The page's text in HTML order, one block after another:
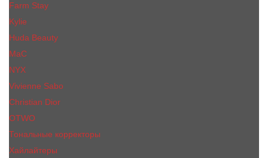
Farm Stay
Kylie
Huda Beauty
МаС
NYX
Vivienne Sabo
Сhristiаn Diоr
OTWO
Тональные корректоры
Хайлайтеры